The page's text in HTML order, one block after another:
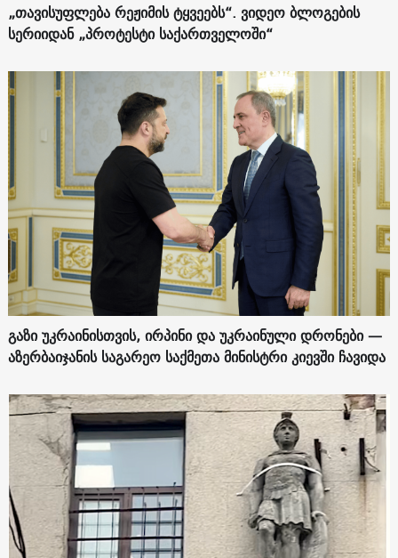
„თავისუფლება რეჟიმის ტყვეებს“. ვიდეო ბლოგების
სერიიდან „პროტესტი საქართველოში“
გაზი უკრაინისთვის, ირპინი და უკრაინული დრონები —
აზერბაიჯანის საგარეო საქმეთა მინისტრი კიევში ჩავიდა